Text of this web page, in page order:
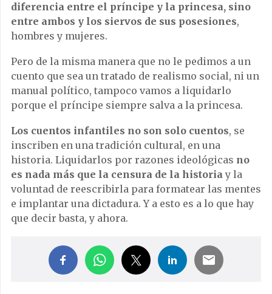
diferencia entre el príncipe y la princesa, sino
entre ambos y los siervos de sus posesiones,
hombres y mujeres.
Pero de la misma manera que no le pedimos a un
cuento que sea un tratado de realismo social, ni un
manual político, tampoco vamos a liquidarlo
porque el príncipe siempre salva a la princesa.
Los cuentos infantiles no son solo cuentos, se
inscriben en una tradición cultural, en una
historia. Liquidarlos por razones ideológicas no
es nada más que la censura de la historiay la
voluntad de reescribirla para formatear las mentes
e implantar una dictadura. Y a esto es a lo que hay
que decir basta, y ahora.